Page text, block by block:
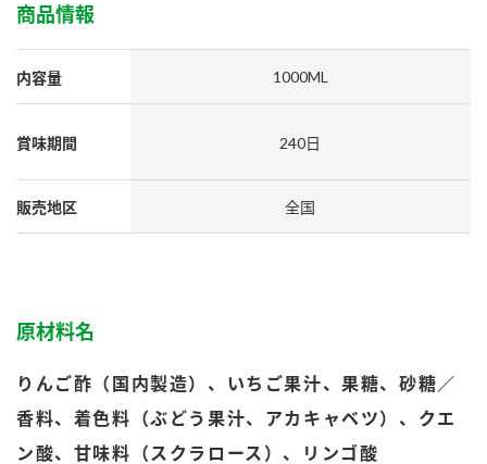
クイック調味料
ふりかけ おすしの素
かおりの蔵
つゆ
鍋なび
三ツ判山吹
千夜
お酢を知ろう！
納豆の豆知識
水の文化センター（アーカイブ）
おいしさと健康への取り組み
ニュースリリース
お客様の声をいかしました
販売終了製品のご案内
お問い合わせ
地図から取り扱い店舗を探す
商品情報
内容量 1000ML
賞味期間 240日
販売地区 全国
原材料名
りんご酢（国内製造）、いちご果汁、果糖、砂糖／
香料、着色料（ぶどう果汁、アカキャベツ）、クエ
ン酸、甘味料（スクラロース）、リンゴ酸